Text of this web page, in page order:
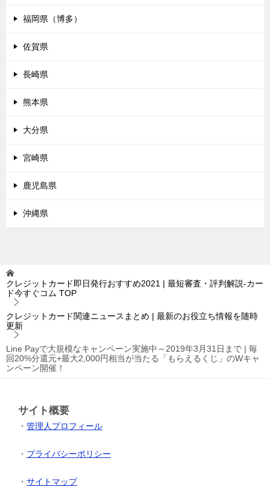
福岡県（博多）
佐賀県
長崎県
熊本県
大分県
宮崎県
鹿児島県
沖縄県
クレジットカード即日発行おすすめ2021 | 最短審査・評判解説-カー
ド今すぐコム TOP
クレジットカード関連ニュースまとめ | 最新のお役立ち情報を随時
更新
Line Payで大規模なキャンペーン実施中～2019年3月31日まで | 毎
回20%分還元+最大2,000円相当が当たる「もらえるくじ」のWキャ
ンペーン開催！
サイト概要
・ 管理人プロフィール
・ プライバシーポリシー
・ サイトマップ